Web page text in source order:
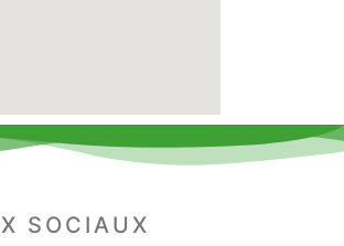
SOCIAUX